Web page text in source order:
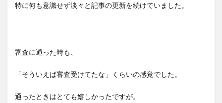
特に何も意識せず淡々と記事の更新を続けていました。
審査に通った時も、
「そういえば審査受けてたな」くらいの感覚でした。
通ったときはとても嬉しかったですが。